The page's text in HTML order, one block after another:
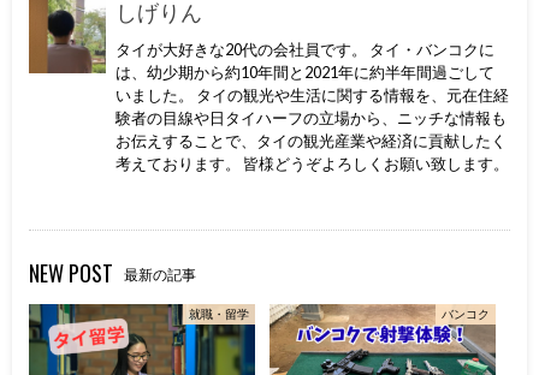
しげりん
タイが大好きな20代の会社員です。 タイ・バンコクに
は、幼少期から約10年間と2021年に約半年間過ごして
いました。 タイの観光や生活に関する情報を、元在住経
験者の目線や日タイハーフの立場から、ニッチな情報も
お伝えすることで、タイの観光産業や経済に貢献したく
考えております。 皆様どうぞよろしくお願い致します。
NEW POST 最新の記事
就職・留学 バンコク